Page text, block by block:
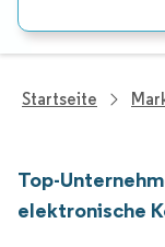
Startseite
Top-
elektronische